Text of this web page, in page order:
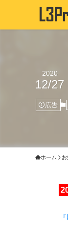
2020
12/27
広告
ホーム